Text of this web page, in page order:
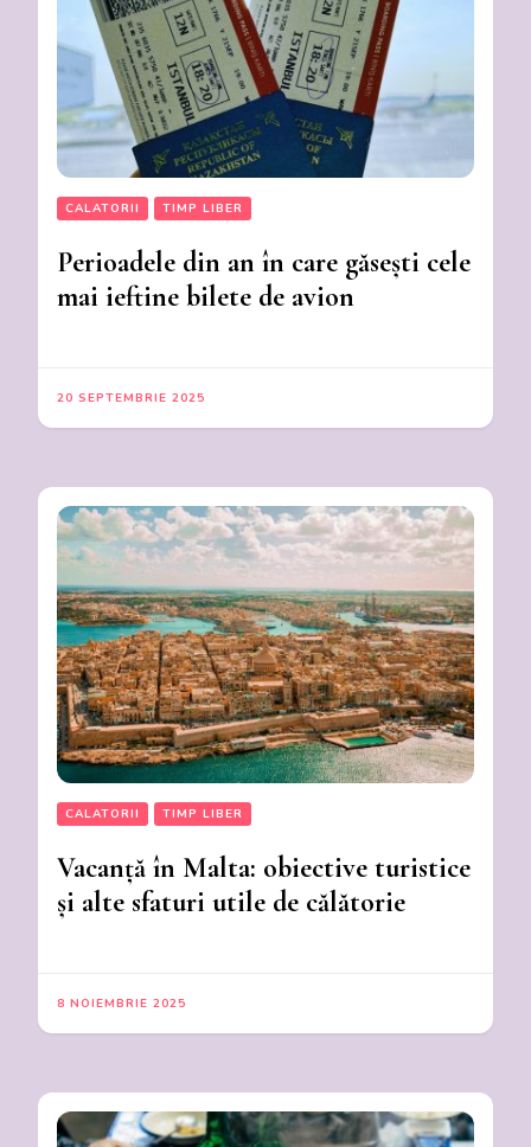
CALATORII TIMP LIBER
Perioadele din an în care găsești cele
mai ieftine bilete de avion
20 SEPTEMBRIE 2025
CALATORII TIMP LIBER
Vacanță în Malta: obiective turistice
și alte sfaturi utile de călătorie
8 NOIEMBRIE 2025